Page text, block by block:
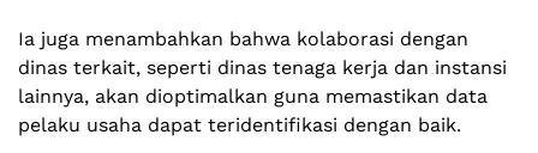
Ia juga menambahkan bahwa kolaborasi dengan
dinas terkait, seperti dinas tenaga kerja dan instansi
lainnya, akan dioptimalkan guna memastikan data
pelaku usaha dapat teridentifikasi dengan baik.